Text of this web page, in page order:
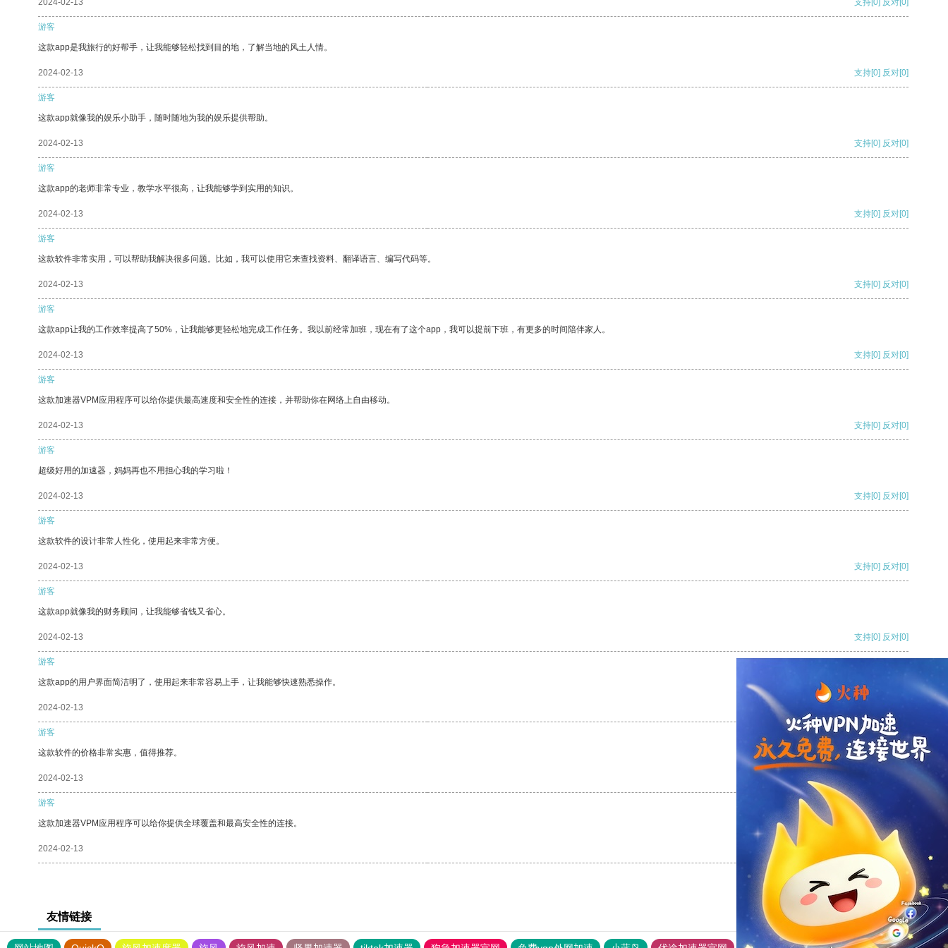
2024-02-13 支持[0] 反对[0]
游客
这款app是我旅行的好帮手，让我能够轻松找到目的地，了解当地的风土人情。
2024-02-13 支持[0] 反对[0]
游客
这款app就像我的娱乐小助手，随时随地为我的娱乐提供帮助。
2024-02-13 支持[0] 反对[0]
游客
这款app的老师非常专业，教学水平很高，让我能够学到实用的知识。
2024-02-13 支持[0] 反对[0]
游客
这款软件非常实用，可以帮助我解决很多问题。比如，我可以使用它来查找资料、翻译语言、编写代码等。
2024-02-13 支持[0] 反对[0]
游客
这款app让我的工作效率提高了50%，让我能够更轻松地完成工作任务。我以前经常加班，现在有了这个app，我可以提前下班，有更多的时间陪伴家人。
2024-02-13 支持[0] 反对[0]
游客
这款加速器VPM应用程序可以给你提供最高速度和安全性的连接，并帮助你在网络上自由移动。
2024-02-13 支持[0] 反对[0]
游客
超级好用的加速器，妈妈再也不用担心我的学习啦！
2024-02-13 支持[0] 反对[0]
游客
这款软件的设计非常人性化，使用起来非常方便。
2024-02-13 支持[0] 反对[0]
游客
这款app就像我的财务顾问，让我能够省钱又省心。
2024-02-13 支持[0] 反对[0]
游客
这款app的用户界面简洁明了，使用起来非常容易上手，让我能够快速熟悉操作。
2024-02-13
游客
这款软件的价格非常实惠，值得推荐。
2024-02-13 反对
游客
这款加速器VPM应用程序可以给你提供全球覆盖和最高安全性的连接。
2024-02-13 反对[0]
友情链接